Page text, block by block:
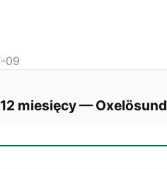
09
miesięcy—Oxelösund